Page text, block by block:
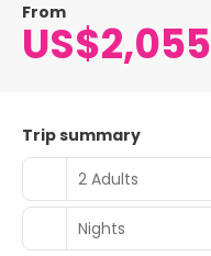
From
US$2,055
Trip summary
2 Adults
Nights